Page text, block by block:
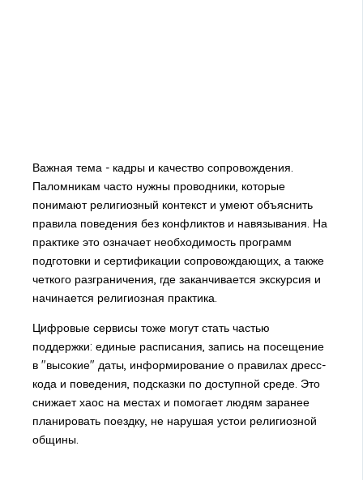
Важная тема - кадры и качество сопровождения.
Паломникам часто нужны проводники, которые
понимают религиозный контекст и умеют объяснить
правила поведения без конфликтов и навязывания. На
практике это означает необходимость программ
подготовки и сертификации сопровождающих, а также
четкого разграничения, где заканчивается экскурсия и
начинается религиозная практика.
Цифровые сервисы тоже могут стать частью
поддержки: единые расписания, запись на посещение
в "высокие" даты, информирование о правилах дресс-
кода и поведения, подсказки по доступной среде. Это
снижает хаос на местах и помогает людям заранее
планировать поездку, не нарушая устои религиозной
общины.